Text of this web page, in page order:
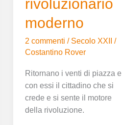
rivoluzionario
moderno
2 commenti / Secolo XXII
/
Costantino Rover
Ritornano i venti di piazza e
con essi il cittadino che si
crede e si sente il motore
della rivoluzione.